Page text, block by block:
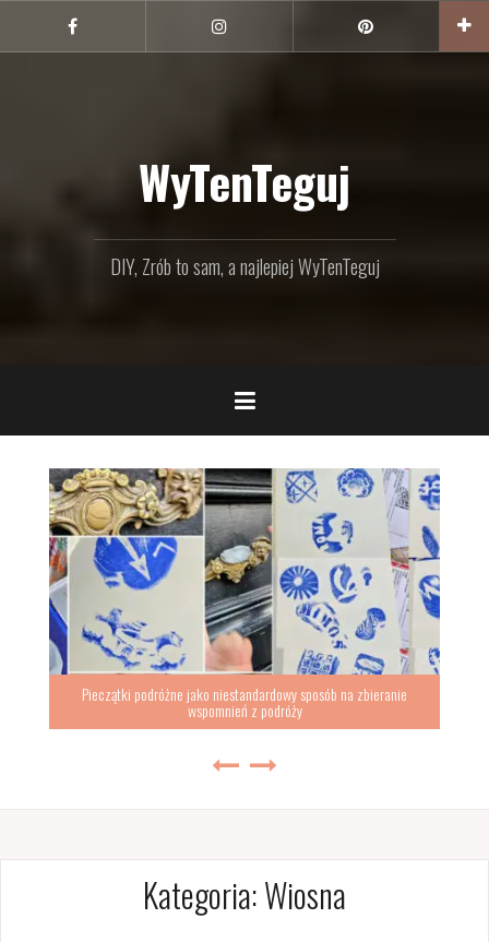
treści
Facebook
WyTenTeguj
DIY, Zrób to sam, a najlepiej WyTenTeguj
Pieczątki podróżne jako niestandardowy sposób na zbieranie
wspomnień z podróży
Kategoria:Wiosna